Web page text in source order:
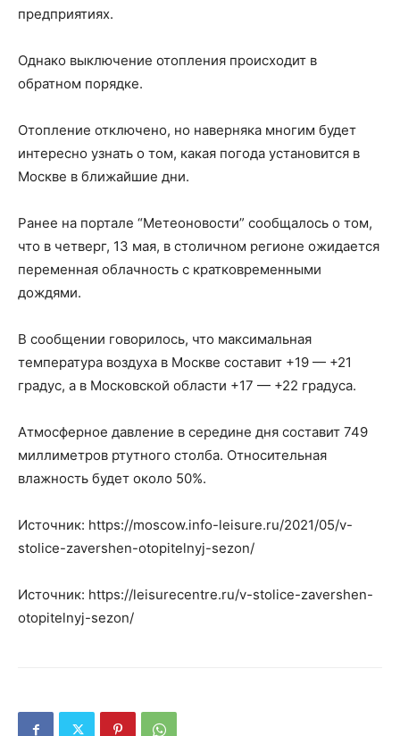
предприятиях.
Однако выключение отопления происходит в
обратном порядке.
Отопление отключено, но наверняка многим будет
интересно узнать о том, какая погода установится в
Москве в ближайшие дни.
Ранее на портале “Метеоновости” сообщалось о том,
что в четверг, 13 мая, в столичном регионе ожидается
переменная облачность с кратковременными
дождями.
В сообщении говорилось, что максимальная
температура воздуха в Москве составит +19 — +21
градус, а в Московской области +17 — +22 градуса.
Атмосферное давление в середине дня составит 749
миллиметров ртутного столба. Относительная
влажность будет около 50%.
Источник: https://moscow.info-leisure.ru/2021/05/v-
stolice-zavershen-otopitelnyj-sezon/
Источник: https://leisurecentre.ru/v-stolice-zavershen-
otopitelnyj-sezon/